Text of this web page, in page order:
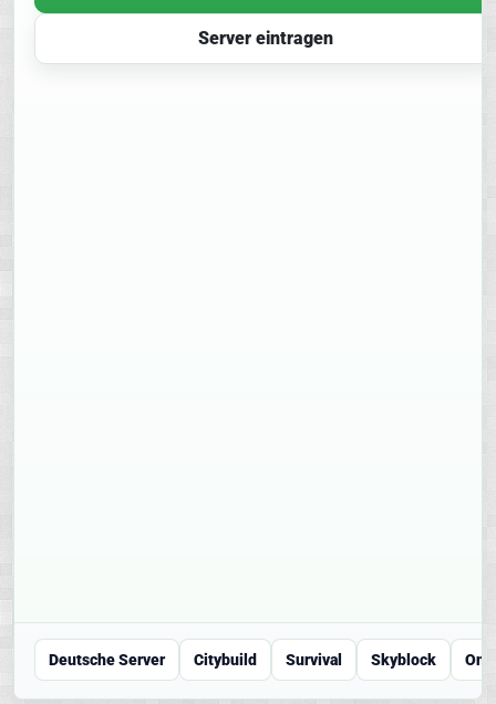
Server eintragen
Deutsche Server Citybuild Survival Skyblock